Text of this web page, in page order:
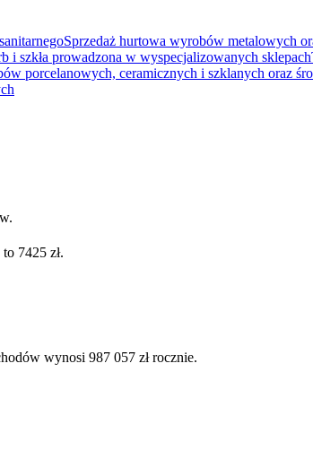
Sprzedaż hurtowa wyrobów metalowych
i szkła prowadzona w wyspecjalizowanych sklepach
porcelanowych, ceramicznych i szklanych oraz
7425 zł.
wynosi 987 057 zł rocznie.